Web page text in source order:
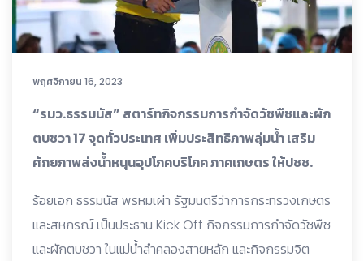
พฤศจิกายน 16, 2023
“รมว.ธรรมนัส” สตาร์ทกิจกรรมการกำจัดวัชพืชและผัก
ตบชวา 17 จุดทั่วประเทศ เพิ่มประสิทธิภาพลุ่มน้ำ เสริม
ศักยภาพส่งน้ำหนุนอุปโภคบริโภค ภาคเกษตร ให้ปชช.
ร้อยเอก ธรรมนัส พรหมเผ่า รัฐมนตรีว่าการกระทรวงเกษตร
และสหกรณ์ เป็นประธาน Kick Off กิจกรรมการกำจัดวัชพืช
และผักตบชวา ในแม่น้ำลำคลองสายหลัก และกิจกรรมจิต